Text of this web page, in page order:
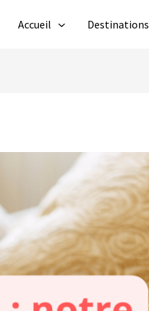
Accueil Destinations